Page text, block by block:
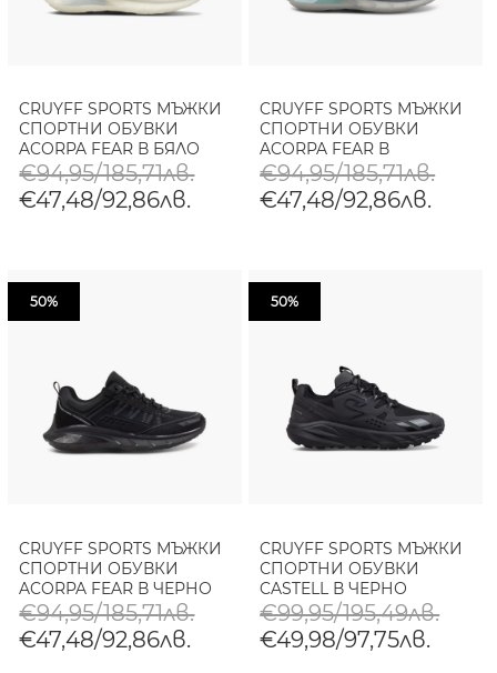
CRUYFF SPORTS МЪЖКИ
СПОРТНИ ОБУВКИ
ACORPA FEAR В БЯЛО
€94,95/185,71лв.
€47,48/92,86лв.
CRUYFF SPORTS МЪЖКИ
СПОРТНИ ОБУВКИ
ACORPA FEAR В
ТЪМНОСИВО
€94,95/185,71лв.
€47,48/92,86лв.
50%
CRUYFF SPORTS МЪЖКИ
СПОРТНИ ОБУВКИ
ACORPA FEAR В ЧЕРНО
€94,95/185,71лв.
€47,48/92,86лв.
50%
CRUYFF SPORTS МЪЖКИ
СПОРТНИ ОБУВКИ
CASTELL В ЧЕРНО
€99,95/195,49лв.
€49,98/97,75лв.